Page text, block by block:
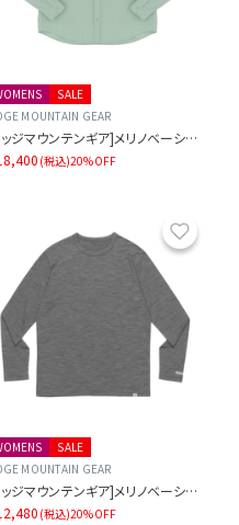
SALE
MOUNTAIN GEAR
[リッジマウンテンギア]メリノベーシックロングスリーブシャツ（ウィメンズ）
(税込)20%OFF
入り
SALE
MOUNTAIN GEAR
[リッジマウンテンギア]メリノベーシックロングスリーブティー "マイクロボーダー"（ウィメンズ）
(税込)20%OFF